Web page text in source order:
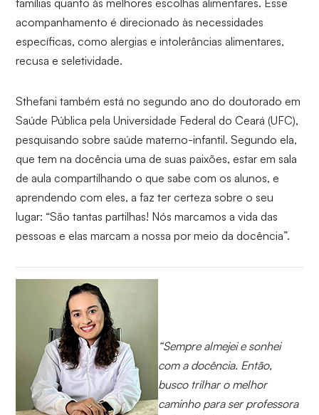
famílias quanto às melhores escolhas alimentares. Esse
acompanhamento é direcionado às necessidades
específicas, como alergias e intolerâncias alimentares,
recusa e seletividade.
Sthefani também está no segundo ano do doutorado em
Saúde Pública pela Universidade Federal do Ceará (UFC),
pesquisando sobre saúde materno-infantil. Segundo ela,
que tem na docência uma de suas paixões, estar em sala
de aula compartilhando o que sabe com os alunos, e
aprendendo com eles, a faz ter certeza sobre o seu
lugar: “São tantas partilhas! Nós marcamos a vida das
pessoas e elas marcam a nossa por meio da docência”.
“Sempre almejei e sonhei
com a docência. Então,
busco trilhar o melhor
caminho para ser professora